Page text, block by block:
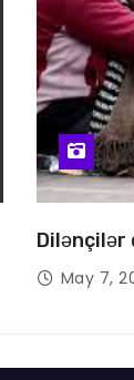
Dilənçilər
May 7,